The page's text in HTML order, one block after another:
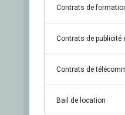
Contrats de
Contrats de publicité
Contrats de
Bail de location